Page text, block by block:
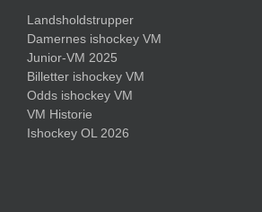
Landsholdstrupper
Damernes ishockey VM
Junior-VM 2025
Billetter ishockey VM
Odds ishockey VM
VM Historie
Ishockey OL 2026